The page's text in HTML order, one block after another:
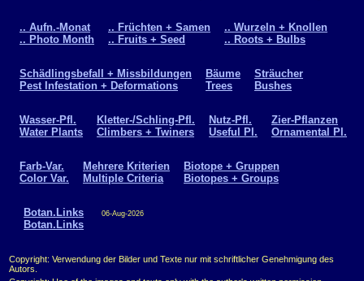
.. Aufn.-Monat
.. Photo Month
.. Früchten + Samen
.. Fruits + Seed
.. Wurzeln + Knollen
.. Roots + Bulbs
Schädlingsbefall + Missbildungen
Pest Infestation + Deformations
Bäume
Trees
Sträucher
Bushes
Wasser-Pfl.
Water Plants
Kletter-/Schling-Pfl.
Climbers + Twiners
Nutz-Pfl.
Useful Pl.
Zier-Pflanzen
Ornamental Pl.
Farb-Var.
Color Var.
Mehrere Kriterien
Multiple Criteria
Biotope + Gruppen
Biotopes + Groups
Botan.Links
Botan.Links
06-Aug-2026
Copyright: Verwendung der Bilder und Texte nur mit schriftlicher Genehmigung des
Autors.